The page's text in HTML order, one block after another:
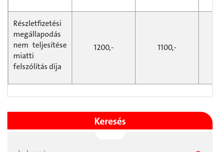
Részletfizetési
megállapodás
nem teljesítése
miatti
felszólítás díja
1200,- 1100,-
Keresés